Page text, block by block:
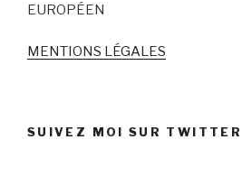
EUROPÉEN
MENTIONS LÉGALES
SUIVEZ MOI SUR TWITTER